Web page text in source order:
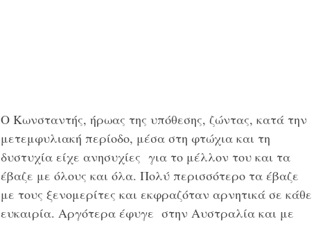
Ο Κωνσταντής, ήρωας της υπόθεσης, ζώντας, κατά την
μετεμφυλιακή περίοδο, μέσα στη φτώχια και τη
δυστυχία είχε ανησυχίες για το μέλλον του και τα
έβαζε με όλους και όλα. Πολύ περισσότερο τα έβαζε
με τους ξενομερίτες και εκφραζόταν αρνητικά σε κάθε
ευκαιρία. Αργότερα έφυγε στην Αυστραλία και με